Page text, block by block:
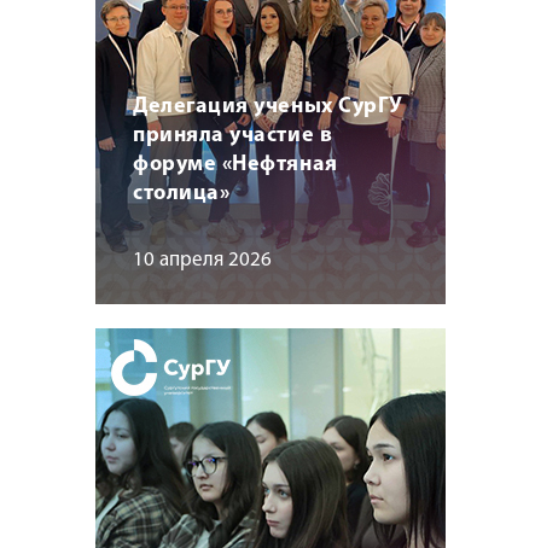
Делегация ученых СурГУ
приняла участие в
форуме «Нефтяная
столица»
10 апреля 2026